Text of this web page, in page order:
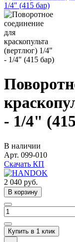
- 1/4"
В наличии
Арт. 099-010
Скачать КП
2 040 руб.
В корзину
Купить в 1 клик